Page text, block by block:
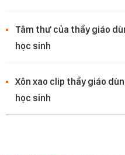
Tâm thư của thầy giáo
học sinh
Xôn xao clip thầy giáo
học sinh